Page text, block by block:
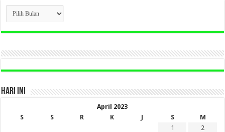
CLICK
BERITA
LAMA
DI
HARI INI
April 2023
S
S R K J S
M
1
2